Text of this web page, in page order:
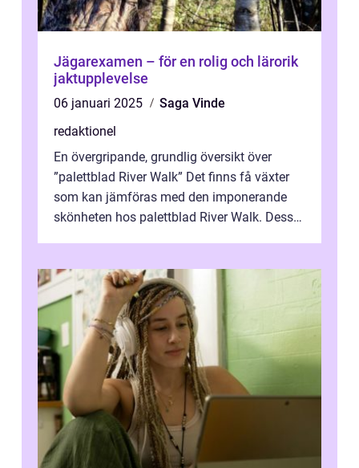
Jägarexamen – för en rolig och lärorik
jaktupplevelse
06 januari 2025
Saga Vinde
redaktionel
En övergripande, grundlig översikt över
”palettblad River Walk” Det finns få växter
som kan jämföras med den imponerande
skönheten hos palettblad River Walk. Dess